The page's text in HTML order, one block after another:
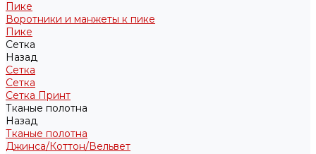
Пике
Воротники и манжеты к пике
Пике
Сетка
Назад
Сетка
Сетка
Сетка Принт
Тканые полотна
Назад
Тканые полотна
Джинса/Коттон/Вельвет